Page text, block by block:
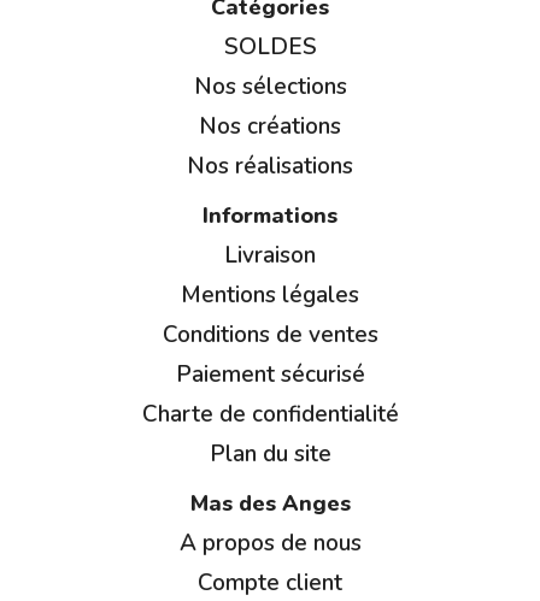
Catégories
SOLDES
Nos sélections
Nos créations
Nos réalisations
Informations
Livraison
Mentions légales
Conditions de ventes
Paiement sécurisé
Charte de confidentialité
Plan du site
Mas des Anges
A propos de nous
Compte client